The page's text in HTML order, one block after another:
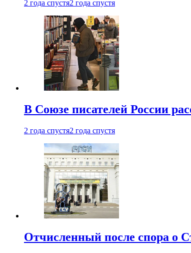
2 года спустя2 года спустя
В Союзе писателей России
2 года спустя2 года спустя
Отчисленный после спора о